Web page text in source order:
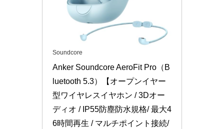
Soundcore
Anker Soundcore AeroFit Pro（B
luetooth 5.3）【オープンイヤー
型ワイヤレスイヤホン / 3Dオー
ディオ / IP55防塵防水規格/ 最大4
6時間再生 / マルチポイント接続/